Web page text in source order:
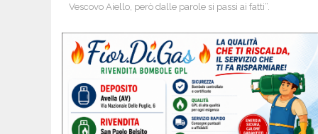
Vescovo Aiello, però dalle parole si passi ai fatti”.